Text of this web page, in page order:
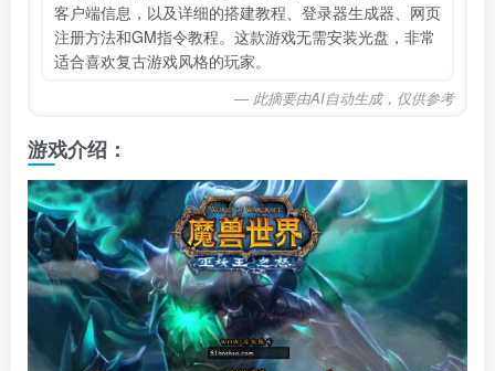
客户端信息，以及详细的搭建教程、登录器生成器、网页
注册方法和GM指令教程。这款游戏无需安装光盘，非常
适合喜欢复古游戏风格的玩家。
— 此摘要由AI自动生成，仅供参考
游戏介绍：